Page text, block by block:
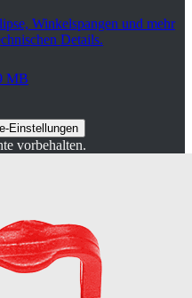
Winkelspangen und mehr
Details.
MB
Einstellungen
vorbehalten.